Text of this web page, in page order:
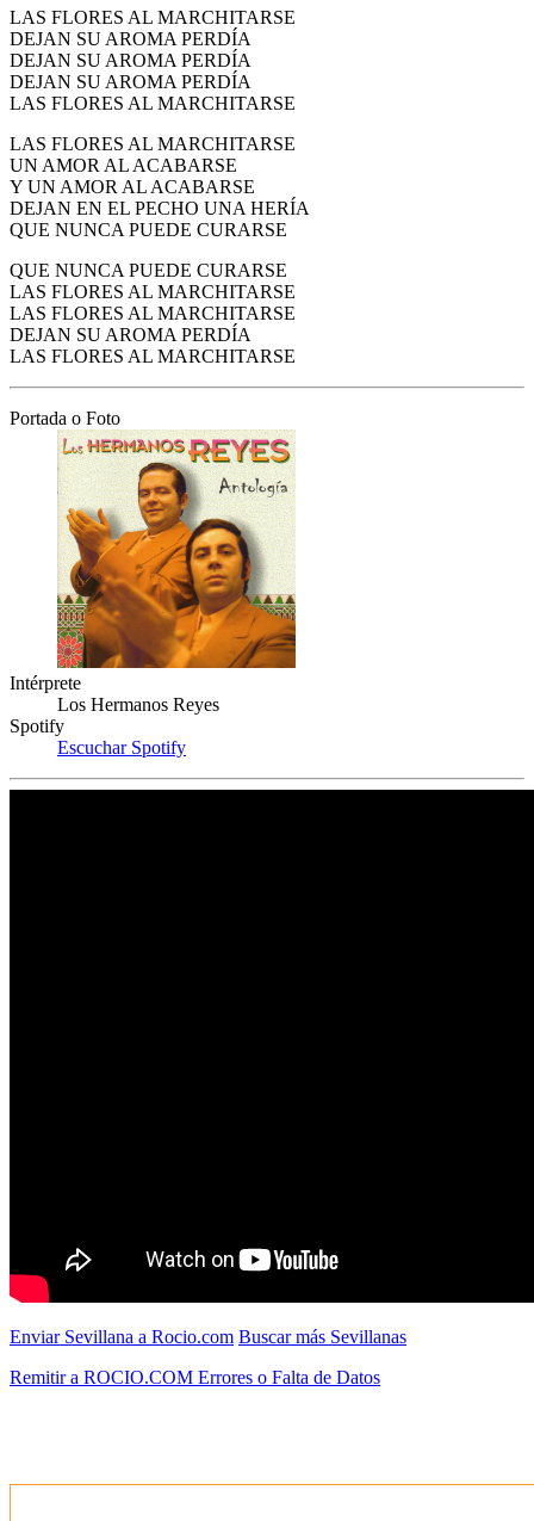
LAS FLORES AL MARCHITARSE
DEJAN SU AROMA PERDÍA
DEJAN SU AROMA PERDÍA
DEJAN SU AROMA PERDÍA
LAS FLORES AL MARCHITARSE
LAS FLORES AL MARCHITARSE
UN AMOR AL ACABARSE
Y UN AMOR AL ACABARSE
DEJAN EN EL PECHO UNA HERÍA
QUE NUNCA PUEDE CURARSE
QUE NUNCA PUEDE CURARSE
LAS FLORES AL MARCHITARSE
LAS FLORES AL MARCHITARSE
DEJAN SU AROMA PERDÍA
LAS FLORES AL MARCHITARSE
Portada o Foto
Intérprete
Los Hermanos Reyes
Spotify
Escuchar Spotify
Enviar Sevillana a Rocio.com Buscar más Sevillanas
Remitir a ROCIO.COM Errores o Falta de Datos